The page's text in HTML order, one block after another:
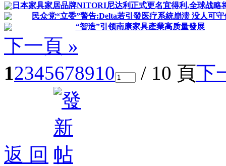
日本家具家居品牌NITORI尼达利正式更名宜得利,全球战略
民众党“立委”警告:Delta若引發医疗系統崩溃 没人可
“智造”引领南康家具產業高质量發展
下一頁 »
12345678910 / 10 頁下
返 回